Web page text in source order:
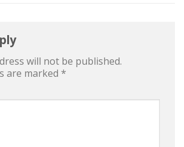
will not be published.
are marked *